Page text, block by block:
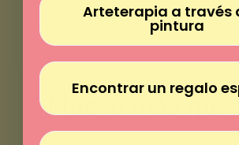
Mucho más
Arteterapia a través
pintura
Encontrar un regalo